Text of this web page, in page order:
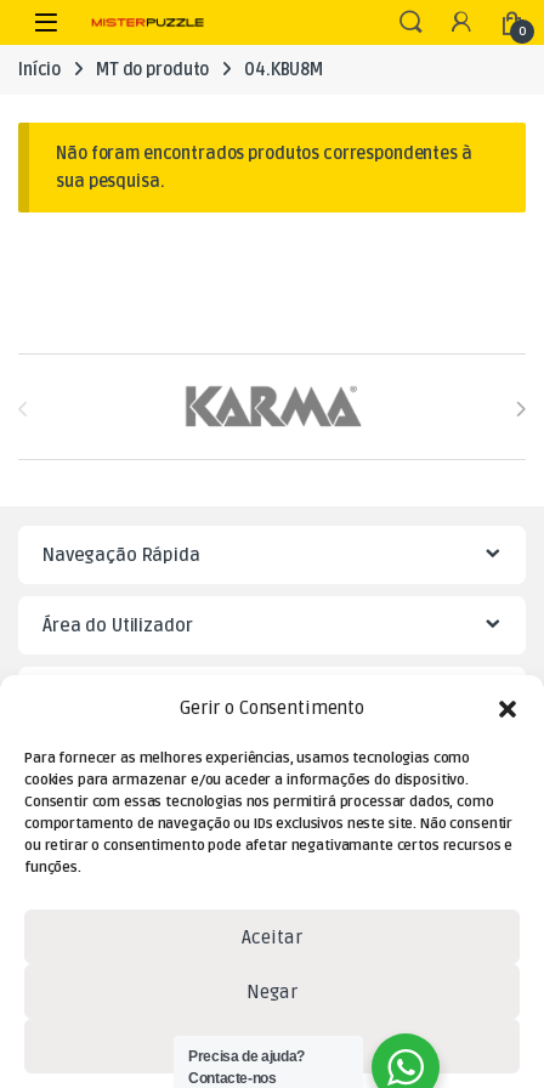
Gerir o Consentimento
Para fornecer as melhores experiências, usamos tecnologias como
cookies para armazenar e/ou aceder a informações do dispositivo.
Consentir com essas tecnologias nos permitirá processar dados, como
comportamento de navegação ou IDs exclusivos neste site. Não consentir
ou retirar o consentimento pode afetar negativamante certos recursos e
funções.
Aceitar
Negar
Ver preferências
Skip to navigation
Skip to content
Open 0
Início MT do produto 04.KBU8M
Não foram encontrados produtos correspondentes à
sua pesquisa.
Brands Carousel
Navegação Rápida
Área do Utilizador
(+351) 229 477 080
nacional)
Precisa de ajuda?
Contacte-nos